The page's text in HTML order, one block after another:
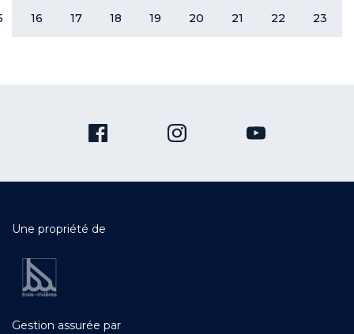
16 17 18 19 20 21 22 23
Une propriété de
Gestion assurée par